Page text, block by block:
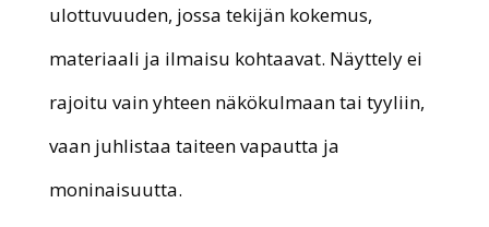
ulottuvuuden, jossa tekijän kokemus,
materiaali ja ilmaisu kohtaavat. Näyttely ei
rajoitu vain yhteen näkökulmaan tai tyyliin,
vaan juhlistaa taiteen vapautta ja
moninaisuutta.